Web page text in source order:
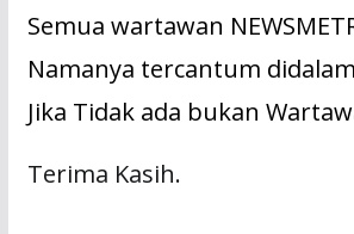
Semua wartawan
Namanya tercantum
Jika Tidak ada bukan
Terima Kasih.